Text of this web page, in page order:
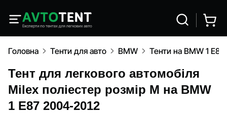
Головна Тенти для авто BMW Тенти на BMW 1
Тент для легкового автомобіля
Milex поліестер розмір M на BMW
1 E87 2004-2012